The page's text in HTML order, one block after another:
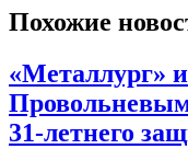
Похожие
«Металлург»
31-летнего